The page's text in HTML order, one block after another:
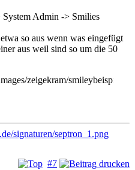
Admin -> Smilies
so aus wenn was eingefügt
aus weil sind so um die 50
#7